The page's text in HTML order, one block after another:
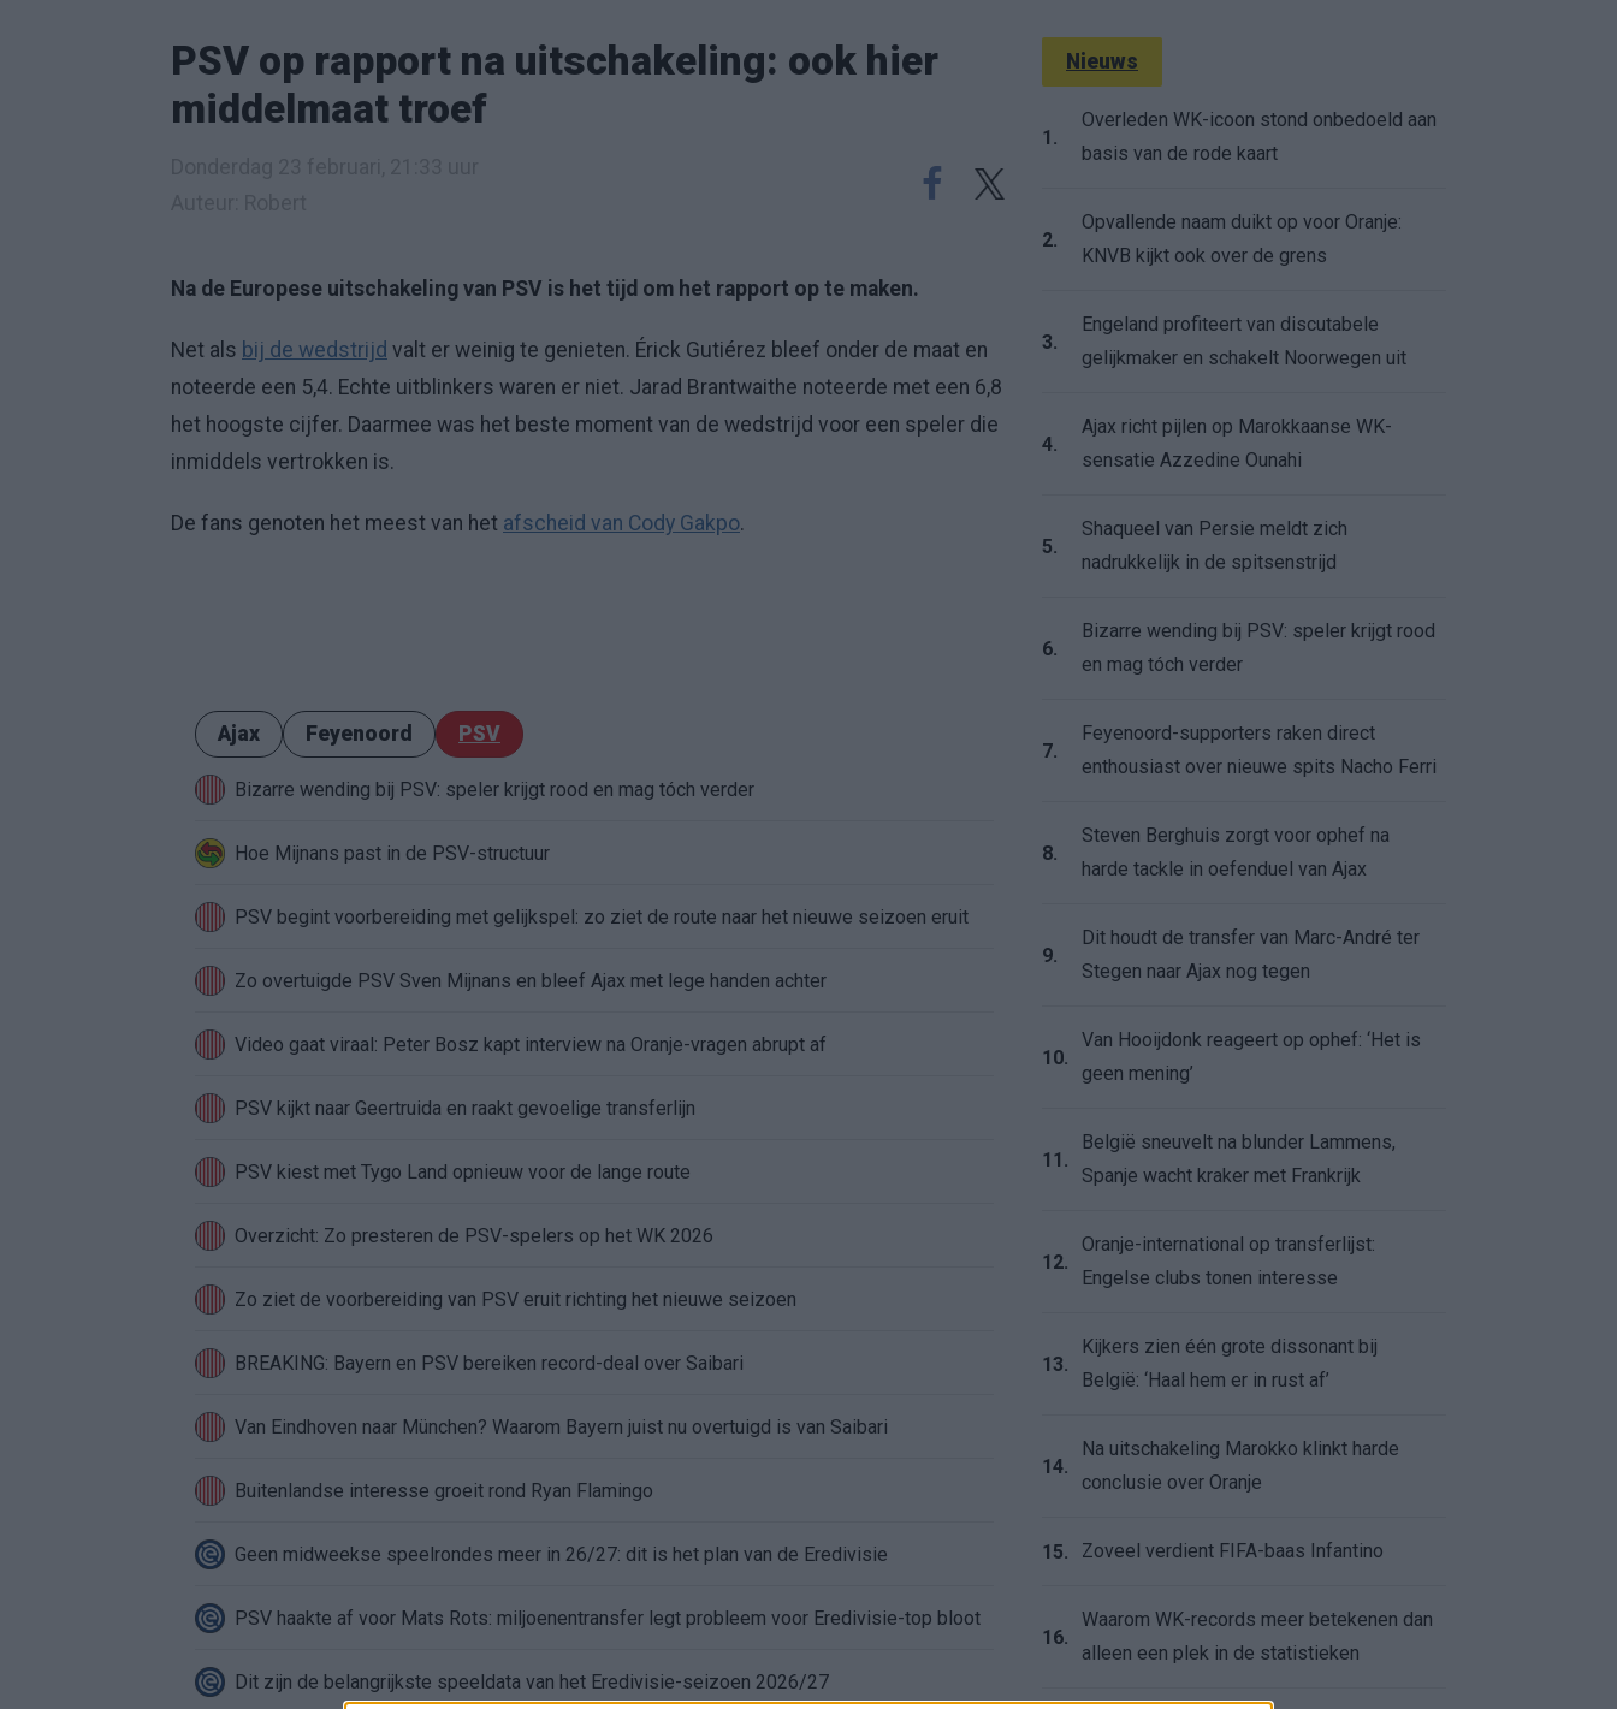
PSV op rapport na uitschakeling: ook hier
middelmaat troef
Na de Europese uitschakeling van PSV is het tijd om het rapport op te maken.
Net als bij de wedstrijd valt er weinig te genieten. Érick Gutiérez bleef onder de maat en
noteerde een 5,4. Echte uitblinkers waren er niet. Jarad Brantwaithe noteerde met een 6,8
het hoogste cijfer. Daarmee was het beste moment van de wedstrijd voor een speler die
inmiddels vertrokken is.
De fans genoten het meest van het afscheid van Cody Gakpo.
Ajax Feyenoord PSV
Bizarre wending bij PSV: speler krijgt rood en mag tóch verder
Hoe Mijnans past in de PSV-structuur
PSV begint voorbereiding met gelijkspel: zo ziet de route naar het nieuwe seizoen eruit
Zo overtuigde PSV Sven Mijnans en bleef Ajax met lege handen achter
Video gaat viraal: Peter Bosz kapt interview na Oranje-vragen abrupt af
PSV kijkt naar Geertruida en raakt gevoelige transferlijn
PSV kiest met Tygo Land opnieuw voor de lange route
Overzicht: Zo presteren de PSV-spelers op het WK 2026
Zo ziet de voorbereiding van PSV eruit richting het nieuwe seizoen
BREAKING: Bayern en PSV bereiken record-deal over Saibari
Van Eindhoven naar München? Waarom Bayern juist nu overtuigd is van Saibari
Buitenlandse interesse groeit rond Ryan Flamingo
Geen midweekse speelrondes meer in 26/27: dit is het plan van de Eredivisie
PSV haakte af voor Mats Rots: miljoenentransfer legt probleem voor Eredivisie-top bloot
Dit zijn de belangrijkste speeldata van het Eredivisie-seizoen 2026/27
Nieuws
1.
Overleden WK-icoon stond onbedoeld aan
basis van de rode kaart
2.
Opvallende naam duikt op voor Oranje:
KNVB kijkt ook over de grens
3.
Engeland profiteert van discutabele
gelijkmaker en schakelt Noorwegen uit
4.
Ajax richt pijlen op Marokkaanse WK-
sensatie Azzedine Ounahi
5.
Shaqueel van Persie meldt zich
nadrukkelijk in de spitsenstrijd
6.
Bizarre wending bij PSV: speler krijgt rood
en mag tóch verder
7.
Feyenoord-supporters raken direct
enthousiast over nieuwe spits Nacho Ferri
8.
Steven Berghuis zorgt voor ophef na
harde tackle in oefenduel van Ajax
9.
Dit houdt de transfer van Marc-André ter
Stegen naar Ajax nog tegen
10.
Van Hooijdonk reageert op ophef: ‘Het is
geen mening’
11.
België sneuvelt na blunder Lammens,
Spanje wacht kraker met Frankrijk
12.
Oranje-international op transferlijst:
Engelse clubs tonen interesse
13.
Kijkers zien één grote dissonant bij
België: ‘Haal hem er in rust af’
14.
Na uitschakeling Marokko klinkt harde
conclusie over Oranje
15. Zoveel verdient FIFA-baas Infantino
16.
Waarom WK-records meer betekenen dan
alleen een plek in de statistieken